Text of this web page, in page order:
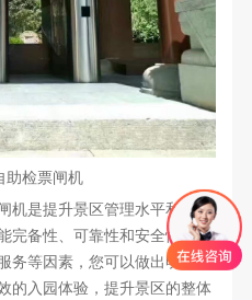
助检票闸机
机是提升景区管理水平和游客
完备性、可靠性和安全性、用
务等因素，您可以做出明智的
的入园体验，提升景区的整体